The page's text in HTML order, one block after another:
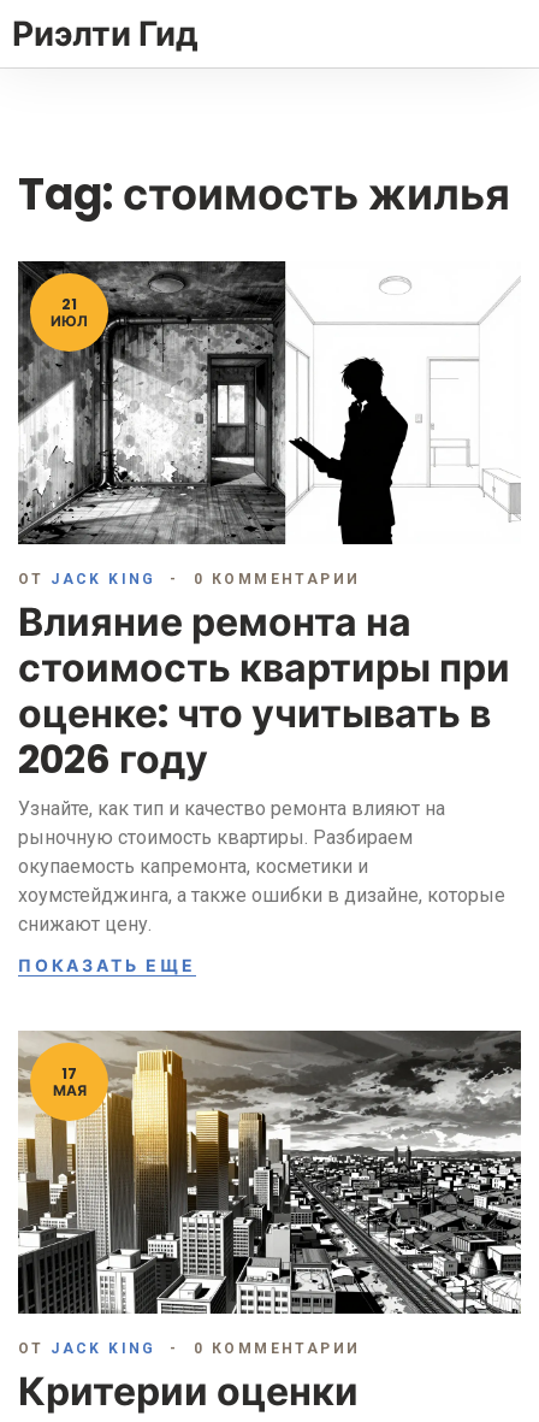
Риэлти Гид
Tag: стоимость жилья
21
ИЮЛ
ОТ JACK KING 0 КОММЕНТАРИИ
Влияние ремонта на
стоимость квартиры при
оценке: что учитывать в
2026 году
Узнайте, как тип и качество ремонта влияют на
рыночную стоимость квартиры. Разбираем
окупаемость капремонта, косметики и
хоумстейджинга, а также ошибки в дизайне, которые
снижают цену.
ПОКАЗАТЬ ЕЩЕ
17
МАЯ
ОТ JACK KING 0 КОММЕНТАРИИ
Критерии оценки